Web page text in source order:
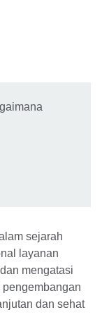
sejarah
layanan
mengatasi
dan sehat